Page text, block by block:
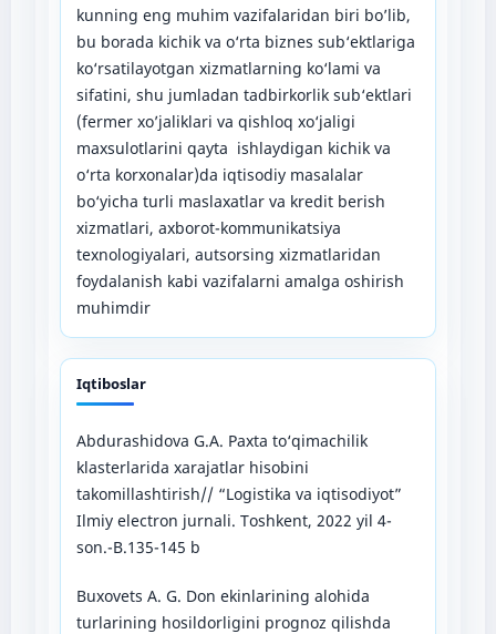
kunning eng muhim vazifalaridan biri bo’lib,
bu borada kichik va o‘rta biznes sub‘ektlariga
ko‘rsatilayotgan xizmatlarning ko‘lami va
sifatini, shu jumladan tadbirkorlik sub‘ektlari
(fermer xo’jaliklari va qishloq xo‘jaligi
maxsulotlarini qayta ishlaydigan kichik va
o‘rta korxonalar)da iqtisodiy masalalar
bo‘yicha turli maslaxatlar va kredit berish
xizmatlari, axborot-kommunikatsiya
texnologiyalari, autsorsing xizmatlaridan
foydalanish kabi vazifalarni amalga oshirish
muhimdir
Iqtiboslar
Abdurashidova G.A. Paxta to‘qimachilik
klasterlarida xarajatlar hisobini
takomillashtirish// “Logistika va iqtisodiyot”
Ilmiy electron jurnali. Toshkent, 2022 yil 4-
son.-B.135-145 b
Buxovets A. G. Don ekinlarining alohida
turlarining hosildorligini prognoz qilishda